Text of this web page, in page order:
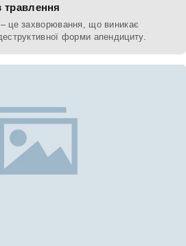
травлення
це захворювання, що виникає
форми апендициту.